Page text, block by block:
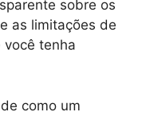
sobre os
as limitações de
você tenha
como um